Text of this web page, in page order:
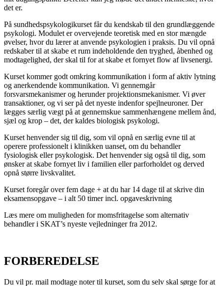
det er.
På sundhedspsykologikurset får du kendskab til den grundlæggende
psykologi. Modulet er overvejende teoretisk med en stor mængde
øvelser, hvor du lærer at anvende psykologien i praksis. Du vil opnå
redskaber til at skabe et rum indeholdende den tryghed, åbenhed og
modtagelighed, der skal til for at skabe et fornyet flow af livsenergi.
Kurset kommer godt omkring kommunikation i form af aktiv lytning
og anerkendende kommunikation. Vi gennemgår
forsvarsmekanismer og herunder projektionsmekanismer. Vi øver
transaktioner, og vi ser på det nyeste indenfor spejlneuroner. Der
lægges særlig vægt på at gennemskue sammenhængene mellem ånd,
sjæl og krop – det, der kaldes biologisk psykologi.
Kurset henvender sig til dig, som vil opnå en særlig evne til at
operere professionelt i klinikken uanset, om du behandler
fysiologisk eller psykologisk. Det henvender sig også til dig, som
ønsker at skabe fornyet liv i familien eller parforholdet og derved
opnå større livskvalitet.
Kurset foregår over fem dage + at du har 14 dage til at skrive din
eksamensopgave – i alt 50 timer incl. opgaveskrivning
Læs mere om muligheden for momsfritagelse som alternativ
behandler i SKAT’s nyeste vejledninger fra 2012.
FORBEREDELSE
Du vil pr. mail modtage noter til kurset, som du selv skal sørge for at